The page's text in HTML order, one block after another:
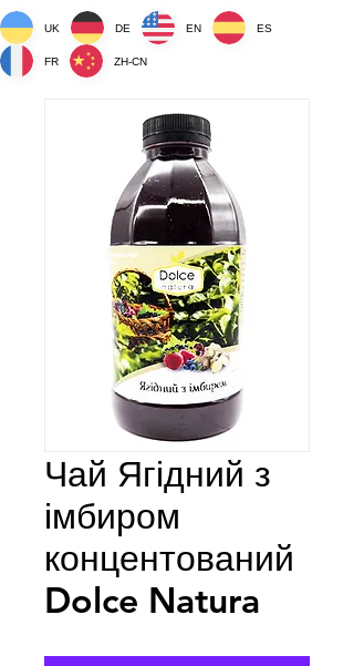
Чай Ягідний з
імбиром
концентований
Dolce Natura
UK DE EN ES
FR ZH-CN